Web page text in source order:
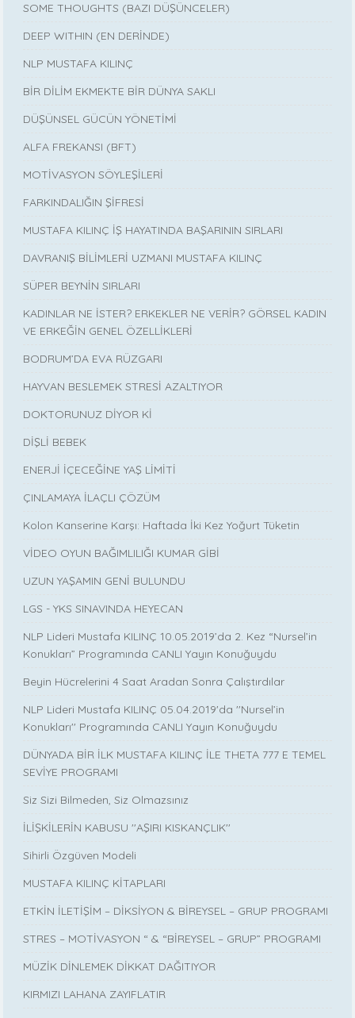
SOME THOUGHTS (BAZI DÜŞÜNCELER)
DEEP WITHIN (EN DERİNDE)
NLP MUSTAFA KILINÇ
BİR DİLİM EKMEKTE BİR DÜNYA SAKLI
DÜŞÜNSEL GÜCÜN YÖNETİMİ
ALFA FREKANSI (BFT)
MOTİVASYON SÖYLEŞİLERİ
FARKINDALIĞIN ŞİFRESİ
MUSTAFA KILINÇ İŞ HAYATINDA BAŞARININ SIRLARI
DAVRANIŞ BİLİMLERİ UZMANI MUSTAFA KILINÇ
SÜPER BEYNİN SIRLARI
KADINLAR NE İSTER? ERKEKLER NE VERİR? GÖRSEL KADIN
VE ERKEĞİN GENEL ÖZELLİKLERİ
BODRUM’DA EVA RÜZGARI
HAYVAN BESLEMEK STRESİ AZALTIYOR
DOKTORUNUZ DİYOR Kİ
DİŞLİ BEBEK
ENERJİ İÇECEĞİNE YAŞ LİMİTİ
ÇINLAMAYA İLAÇLI ÇÖZÜM
Kolon Kanserine Karşı: Haftada İki Kez Yoğurt Tüketin
VİDEO OYUN BAĞIMLILIĞI KUMAR GİBİ
UZUN YAŞAMIN GENİ BULUNDU
LGS - YKS SINAVINDA HEYECAN
NLP Lideri Mustafa KILINÇ 10.05.2019’da 2. Kez “Nursel’in
Konukları” Programında CANLI Yayın Konuğuydu
Beyin Hücrelerini 4 Saat Aradan Sonra Çalıştırdılar
NLP Lideri Mustafa KILINÇ 05.04.2019'da ''Nursel’in
Konukları'' Programında CANLI Yayın Konuğuydu
DÜNYADA BİR İLK MUSTAFA KILINÇ İLE THETA 777 E TEMEL
SEVİYE PROGRAMI
Siz Sizi Bilmeden, Siz Olmazsınız
İLİŞKİLERİN KABUSU ''AŞIRI KISKANÇLIK''
Sihirli Özgüven Modeli
MUSTAFA KILINÇ KİTAPLARI
ETKİN İLETİŞİM – DİKSİYON & BİREYSEL – GRUP PROGRAMI
STRES – MOTİVASYON “ & “BİREYSEL – GRUP” PROGRAMI
MÜZİK DİNLEMEK DİKKAT DAĞITIYOR
KIRMIZI LAHANA ZAYIFLATIR